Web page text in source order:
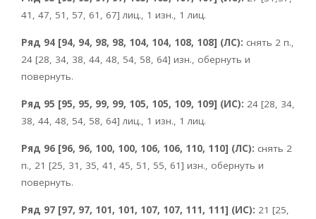
41, 47, 51, 57, 61, 67] лиц., 1 изн., 1 лиц.
Ряд 94 [94, 94, 98, 98, 104, 104, 108, 108] (ЛС): снять 2 п.,
24 [28, 34, 38, 44, 48, 54, 58, 64] изн., обернуть и
повернуть.
Ряд 95 [95, 95, 99, 99, 105, 105, 109, 109] (ИС): 24 [28, 34,
38, 44, 48, 54, 58, 64] лиц., 1 изн., 1 лиц.
Ряд 96 [96, 96, 100, 100, 106, 106, 110, 110] (ЛС): снять 2
п., 21 [25, 31, 35, 41, 45, 51, 55, 61] изн., обернуть и
повернуть.
Ряд 97 [97, 97, 101, 101, 107, 107, 111, 111] (ИС): 21 [25,